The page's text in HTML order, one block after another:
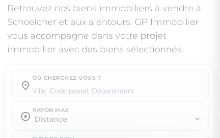
Retrouvez nos biens immobiliers à vendre à
Schoelcher et aux alentours. GP Immobilier
vous accompagne dans votre projet
immobilier avec des biens sélectionnés.
OÙ CHERCHEZ-VOUS ?
RAYON MAX